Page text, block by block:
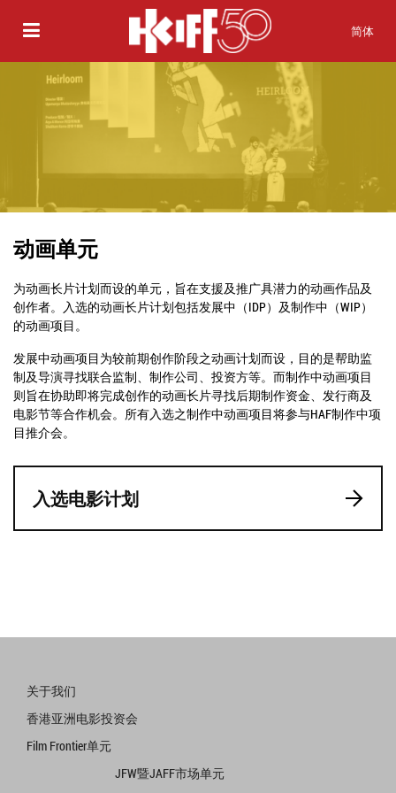
简体
动画单元
为动画长片计划而设的单元，旨在支援及推广具潜力的动画作品及
创作者。入选的动画长片计划包括发展中（IDP）及制作中（WIP）
的动画项目。
发展中动画项目为较前期创作阶段之动画计划而设，目的是帮助监
制及导演寻找联合监制、制作公司、投资方等。而制作中动画项目
则旨在协助即将完成创作的动画长片寻找后期制作资金、发行商及
电影节等合作机会。所有入选之制作中动画项目将参与HAF制作中项
目推介会。
入选电影计划
关于我们
香港亚洲电影投资会
Film Frontier单元
JFW暨JAFF市场单元